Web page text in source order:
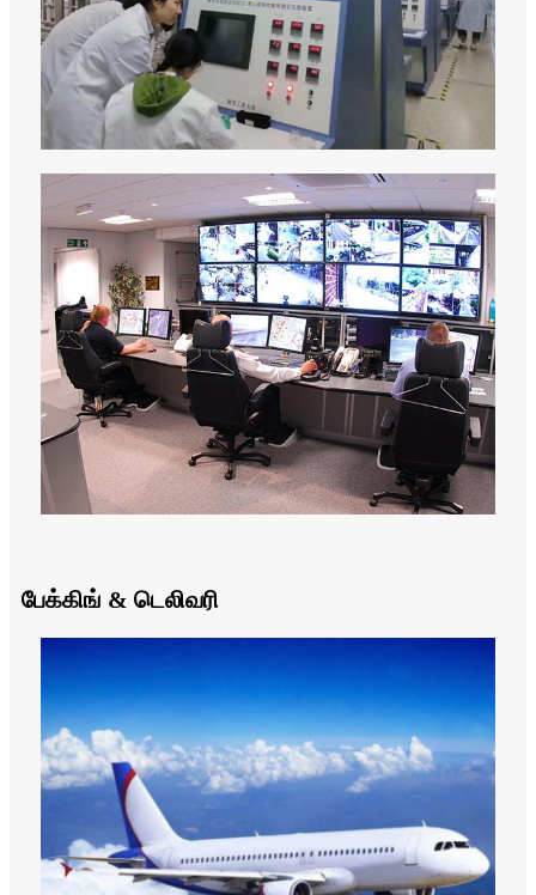
பேக்கிங் & டெலிவரி